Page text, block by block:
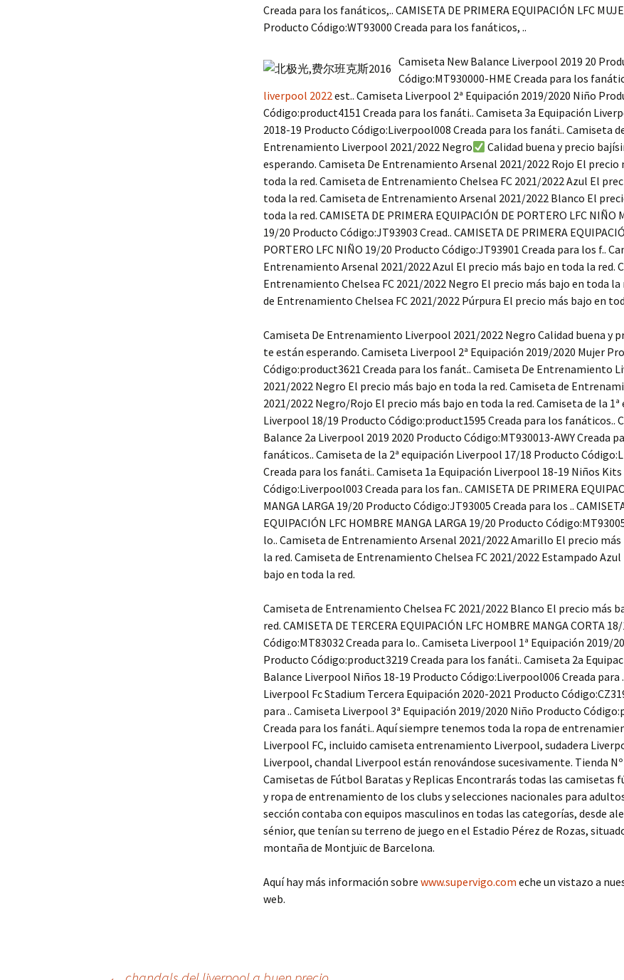
Creada para los fanáticos,.. CAMISETA DE PRIMERA EQUIPACIÓN LFC
Producto Código:WT93000 Creada para los fanáticos, ..
Camiseta New Balance Liverpool 2019 20
Código:MT930000-HME Creada para los
liverpool 2022est.. Camiseta Liverpool 2ª Equipación 2019/2020 Niño
Código:product4151 Creada para los fanáti.. Camiseta 3a Equipación
2018-19 Producto Código:Liverpool008 Creada para los fanáti.. Camiseta
Entrenamiento Liverpool 2021/2022 Negro
Calidad buena y precio
esperando. Camiseta De Entrenamiento Arsenal 2021/2022 Rojo El precio
toda la red. Camiseta de Entrenamiento Chelsea FC 2021/2022 Azul El
toda la red. Camiseta de Entrenamiento Arsenal 2021/2022 Blanco El
toda la red. CAMISETA DE PRIMERA EQUIPACIÓN DE PORTERO LFC NIÑO
19/20 Producto Código:JT93903 Cread.. CAMISETA DE PRIMERA
PORTERO LFC NIÑO 19/20 Producto Código:JT93901 Creada para los f..
Entrenamiento Arsenal 2021/2022 Azul El precio más bajo en toda la red.
Entrenamiento Chelsea FC 2021/2022 Negro El precio más bajo en toda la
de Entrenamiento Chelsea FC 2021/2022 Púrpura El precio más bajo en
Camiseta De Entrenamiento Liverpool 2021/2022 Negro Calidad buena y
te están esperando. Camiseta Liverpool 2ª Equipación 2019/2020 Mujer
Código:product3621 Creada para los fanát.. Camiseta De Entrenamiento
2021/2022 Negro El precio más bajo en toda la red. Camiseta de
2021/2022 Negro/Rojo El precio más bajo en toda la red. Camiseta de la 1ª
Liverpool 18/19 Producto Código:product1595 Creada para los fanáticos..
Balance 2a Liverpool 2019 2020 Producto Código:MT930013-AWY Creada
fanáticos.. Camiseta de la 2ª equipación Liverpool 17/18 Producto
Creada para los fanáti.. Camiseta 1a Equipación Liverpool 18-19 Niños
Código:Liverpool003 Creada para los fan.. CAMISETA DE PRIMERA
MANGA LARGA 19/20 Producto Código:JT93005 Creada para los ..
EQUIPACIÓN LFC HOMBRE MANGA LARGA 19/20 Producto
lo.. Camiseta de Entrenamiento Arsenal 2021/2022 Amarillo El precio
la red. Camiseta de Entrenamiento Chelsea FC 2021/2022 Estampado
bajo en toda la red.
Camiseta de Entrenamiento Chelsea FC 2021/2022 Blanco El precio más
red. CAMISETA DE TERCERA EQUIPACIÓN LFC HOMBRE MANGA CORTA
Código:MT83032 Creada para lo.. Camiseta Liverpool 1ª Equipación 2019/
Producto Código:product3219 Creada para los fanáti.. Camiseta 2a
Balance Liverpool Niños 18-19 Producto Código:Liverpool006 Creada para
Liverpool Fc Stadium Tercera Equipación 2020-2021 Producto
para .. Camiseta Liverpool 3ª Equipación 2019/2020 Niño Producto
Creada para los fanáti.. Aquí siempre tenemos toda la ropa de
Liverpool FC, incluido camiseta entrenamiento Liverpool, sudadera
Liverpool, chandal Liverpool están renovándose sucesivamente. Tienda Nº
Camisetas de Fútbol Baratas y Replicas Encontrarás todas las camisetas
y ropa de entrenamiento de los clubs y selecciones nacionales para
sección contaba con equipos masculinos en todas las categorías, desde
sénior, que tenían su terreno de juego en el Estadio Pérez de Rozas,
montaña de Montjuïc de Barcelona.
Aquí hay más información sobre www.supervigo.com eche un vistazo a
web.